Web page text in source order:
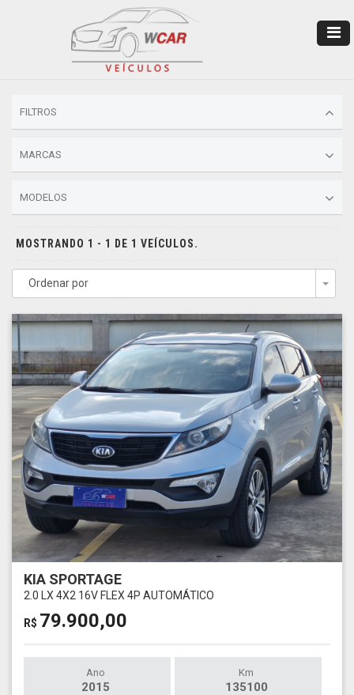
FILTROS
MARCAS
MODELOS
MOSTRANDO 1 - 1 DE 1 VEÍCULOS.
Ordenar por
KIA SPORTAGE
2.0 LX 4X2 16V FLEX 4P AUTOMÁTICO
R$ 79.900,00
Ano
2015
Km
135100